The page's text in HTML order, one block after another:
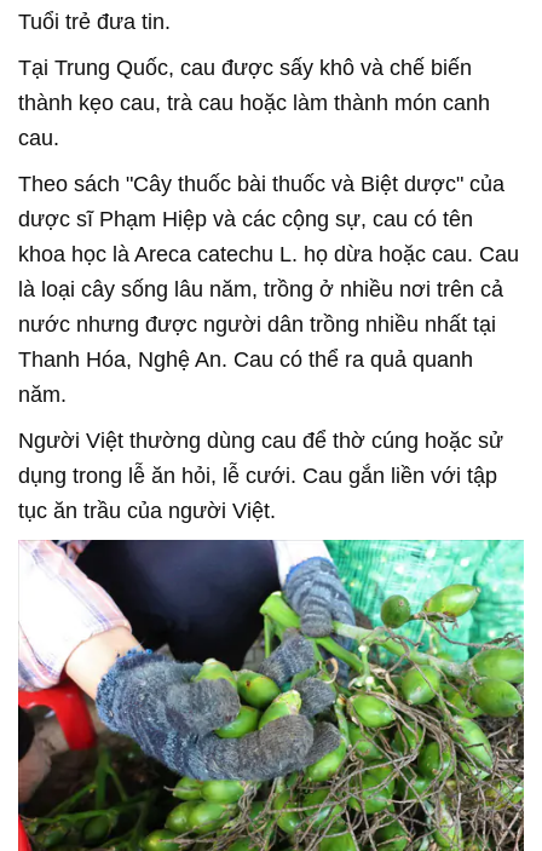
Tuổi trẻ đưa tin.
Tại Trung Quốc, cau được sấy khô và chế biến
thành kẹo cau, trà cau hoặc làm thành món canh
cau.
Theo sách "Cây thuốc bài thuốc và Biệt dược" của
dược sĩ Phạm Hiệp và các cộng sự, cau có tên
khoa học là Areca catechu L. họ dừa hoặc cau. Cau
là loại cây sống lâu năm, trồng ở nhiều nơi trên cả
nước nhưng được người dân trồng nhiều nhất tại
Thanh Hóa, Nghệ An. Cau có thể ra quả quanh
năm.
Người Việt thường dùng cau để thờ cúng hoặc sử
dụng trong lễ ăn hỏi, lễ cưới. Cau gắn liền với tập
tục ăn trầu của người Việt.